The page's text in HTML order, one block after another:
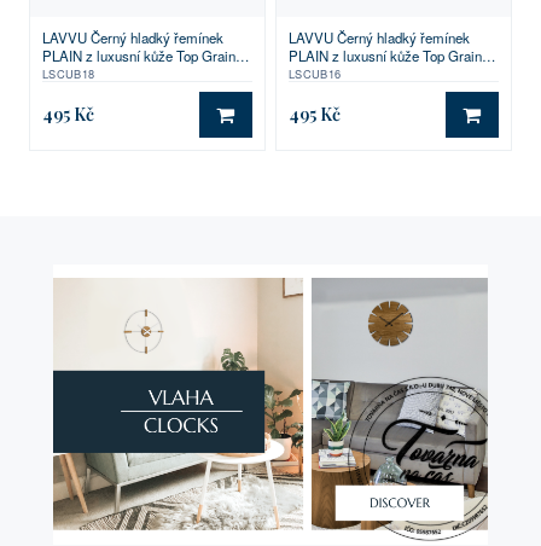
LAVVU Černý hladký řemínek
PLAIN z luxusní kůže Top Grain -
18
LSCUB18
495 Kč DO KOŠÍKU
LAVVU Černý hladký řemínek
PLAIN z luxusní kůže Top Grain -
16
LSCUB16
495 Kč DO